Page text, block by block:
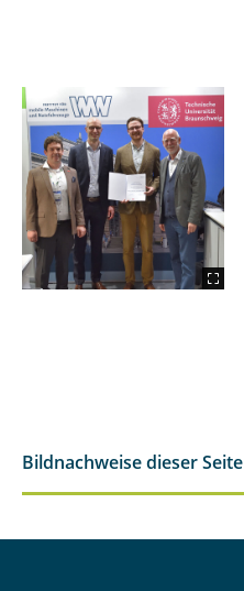
Bildnachweise dieser Seite